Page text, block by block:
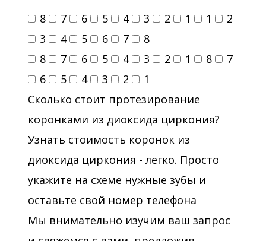
8 7 6 5 4 3 2 1 1
2
3
4 5 6 7
8
8
7 6 5 4 3 2 1 8
7
6
5 4 3 2
1
Сколько стоит протезирование
коронками из диоксида циркония?
Узнать стоимость коронок из
диоксида циркония - легко. Просто
укажите на схеме нужные зубы и
оставьте свой номер телефона
Мы внимательно изучим ваш запрос